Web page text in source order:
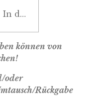
In den Warenkorb
können von
oder
Rückgabe